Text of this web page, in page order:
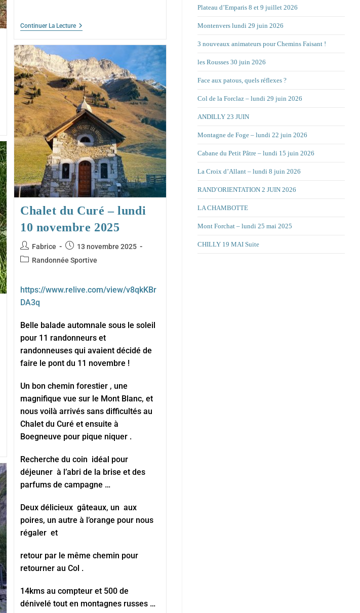
Continuer La LectureRoc
Lundi
8
Décembre
2025
Chalet du Curé – lundi
10 novembre 2025
Auteur/autrice
de
Fabrice
Publication
publiée :
13 novembre 2025
PostRandonnée Sportive
https://www.relive.com/view/v8qkKBr
DA3q
Belle balade automnale sous le soleil
pour 11 randonneurs et
randonneuses qui avaient décidé de
faire le pont du 11 novembre !
Un bon chemin forestier , une
magnifique vue sur le Mont Blanc, et
nous voilà arrivés sans difficultés au
Chalet du Curé et ensuite à
Boegneuve pour pique niquer .
Recherche du coin idéal pour
déjeuner à l’abri de la brise et des
parfums de campagne …
Deux délicieux gâteaux, un aux
poires, un autre à l’orange pour nous
régaler et
retour par le même chemin pour
retourner au Col .
14kms au compteur et 500 de
dénivelé tout en montagnes russes …
Plateau d’Emparis 8 et 9 juillet 2026
Montenvers lundi 29 juin 2026
3 nouveaux animateurs pour Chemins Faisant !
les Rousses 30 juin 2026
Face aux patous, quels réflexes ?
Col de la Forclaz – lundi 29 juin 2026
ANDILLY 23 JUIN
Montagne de Foge – lundi 22 juin 2026
Cabane du Petit Pâtre – lundi 15 juin 2026
La Croix d’Allant – lundi 8 juin 2026
RAND’ORIENTATION 2 JUIN 2026
LA CHAMBOTTE
Mont Forchat – lundi 25 mai 2025
CHILLY 19 MAI Suite